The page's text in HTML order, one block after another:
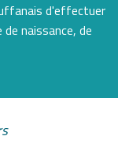
d'effectuer
naissance, de